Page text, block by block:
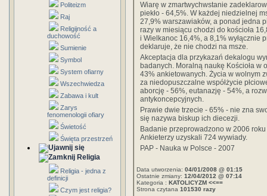
Politeizm
Raj
Religijność a
duchowość
Sumienie
Symbol
System ofiarny
Wszechwiedza
Zabawa i kult
Zarys
fenomenologii ofiary
Świetość
Święta przestrzeń
Religia
Religia - jedna z
definicji
Czym jest religia?
Wiarę w zmartwychwstanie
piekło - 64,5%. W każdej niedzielnej
27,9% warszawiaków, a ponad jedna
razy w miesiącu chodzi do kościoła
i Wielkanoc 16,4%, a 8,1% wyłącznie
deklaruje, że nie chodzi na msze.
Akceptacja dla przykazań dekalogu
badanych. Moralną naukę Kościoła
43% ankietowanych. Życia w wolnym
za niedopuszczalne współżycie
aborcję - 56%, eutanazję - 54%, a
antykoncepcyjnych.
Prawie dwie trzecie - 65% - nie zna
się nazywa biskup ich diecezji.
Badanie przeprowadzono w 2006
Ankieterzy uzyskali 724 wywiady.
PAP - Nauka w Polsce - 2007
Data utworzenia: 04/01/2008 @ 01:15
Ostatnie zmiany: 12/04/2012 @ 07:14
Kategoria : KATOLICYZM <<==
Strona czytana 101530 razy